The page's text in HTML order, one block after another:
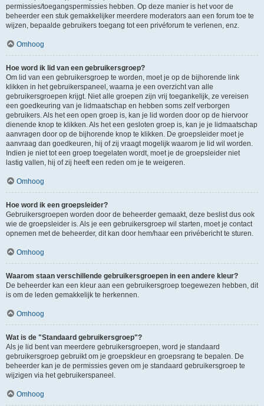
permissies/toegangspermissies hebben. Op deze manier is het voor de
beheerder een stuk gemakkelijker meerdere moderators aan een forum toe te
wijzen, bepaalde gebruikers toegang tot een privéforum te verlenen, enz.
Omhoog
Hoe word ik lid van een gebruikersgroep?
Om lid van een gebruikersgroep te worden, moet je op de bijhorende link
klikken in het gebruikerspaneel, waarna je een overzicht van alle
gebruikersgroepen krijgt. Niet alle groepen zijn vrij toegankelijk, ze vereisen
een goedkeuring van je lidmaatschap en hebben soms zelf verborgen
gebruikers. Als het een open groep is, kan je lid worden door op de hiervoor
dienende knop te klikken. Als het een gesloten groep is, kan je je lidmaatschap
aanvragen door op de bijhorende knop te klikken. De groepsleider moet je
aanvraag dan goedkeuren, hij of zij vraagt mogelijk waarom je lid wil worden.
Indien je niet tot een groep toegelaten wordt, moet je de groepsleider niet
lastig vallen, hij of zij heeft een reden om je te weigeren.
Omhoog
Hoe word ik een groepsleider?
Gebruikersgroepen worden door de beheerder gemaakt, deze beslist dus ook
wie de groepsleider is. Als je een gebruikersgroep wil starten, moet je contact
opnemen met de beheerder, dit kan door hem/haar een privébericht te sturen.
Omhoog
Waarom staan verschillende gebruikersgroepen in een andere kleur?
De beheerder kan een kleur aan een gebruikersgroep toegewezen hebben, dit
is om de leden gemakkelijk te herkennen.
Omhoog
Wat is de "Standaard gebruikersgroep"?
Als je lid bent van meerdere gebruikersgroepen, word je standaard
gebruikersgroep gebruikt om je groepskleur en groepsrang te bepalen. De
beheerder kan je de permissies geven om je standaard gebruikersgroep te
wijzigen via het gebruikerspaneel.
Omhoog